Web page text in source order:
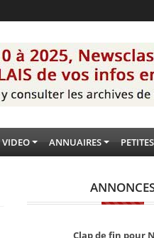
VIDEO ANNUAIRES
Clap de fin pour